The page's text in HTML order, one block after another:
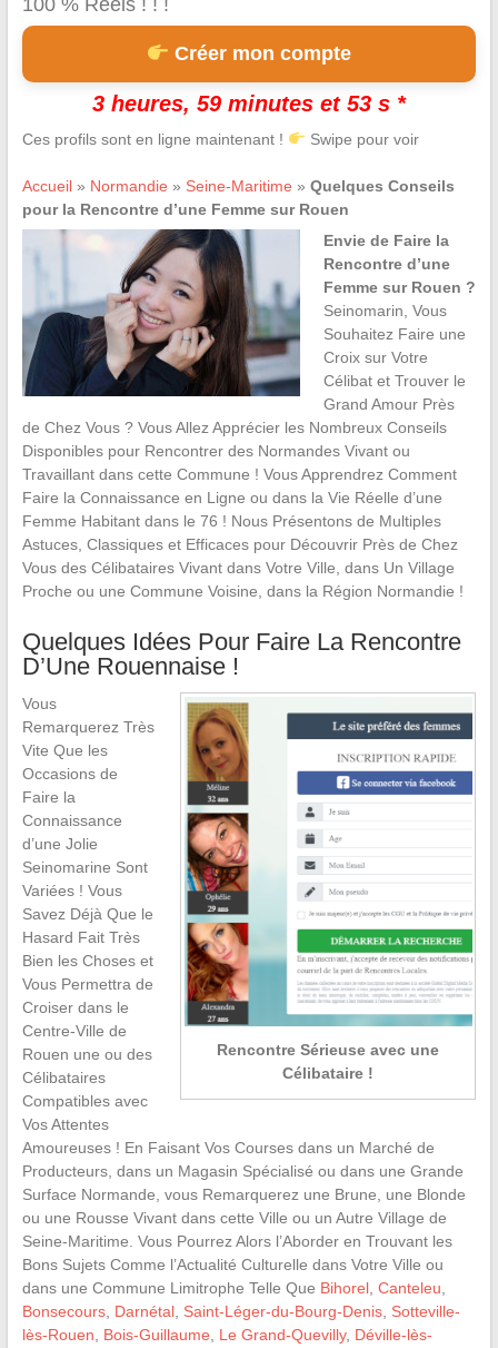
100 % Réels ! ! !
Créer mon compte
3 heures, 59 minutes et 52 s *
Ces profils sont en ligne maintenant ! Swipe pour voir
Accueil» Normandie » Seine-Maritime » Quelques Conseils
pour la Rencontre d’une Femme sur Rouen
Envie de Faire la
Rencontre d’une
Femme sur Rouen ?
Seinomarin, Vous
Souhaitez Faire une
Croix sur Votre
Célibat et Trouver le
Grand Amour Près
de Chez Vous ? Vous Allez Apprécier les Nombreux Conseils
Disponibles pour Rencontrer des Normandes Vivant ou
Travaillant dans cette Commune ! Vous Apprendrez Comment
Faire la Connaissance en Ligne ou dans la Vie Réelle d’une
Femme Habitant dans le 76 ! Nous Présentons de Multiples
Astuces, Classiques et Efficaces pour Découvrir Près de Chez
Vous des Célibataires Vivant dans Votre Ville, dans Un Village
Proche ou une Commune Voisine, dans la Région Normandie !
Quelques Idées Pour Faire La Rencontre
D’Une Rouennaise !
Rencontre Sérieuse avec une
Célibataire !
Vous
Remarquerez Très
Vite Que les
Occasions de
Faire la
Connaissance
d’une Jolie
Seinomarine Sont
Variées ! Vous
Savez Déjà Que le
Hasard Fait Très
Bien les Choses et
Vous Permettra de
Croiser dans le
Centre-Ville de
Rouen une ou des
Célibataires
Compatibles avec
Vos Attentes
Amoureuses ! En Faisant Vos Courses dans un Marché de
Producteurs, dans un Magasin Spécialisé ou dans une Grande
Surface Normande, vous Remarquerez une Brune, une Blonde
ou une Rousse Vivant dans cette Ville ou un Autre Village de
Seine-Maritime. Vous Pourrez Alors l’Aborder en Trouvant les
Bons Sujets Comme l’Actualité Culturelle dans Votre Ville ou
dans une Commune Limitrophe Telle Que Bihorel, Canteleu
Bonsecours, Darnétal, Saint-Léger-du-Bourg-Denis, Sotteville-
lès-Rouen
Bois-Guillaume Le Grand-Quevilly, Déville-lès-